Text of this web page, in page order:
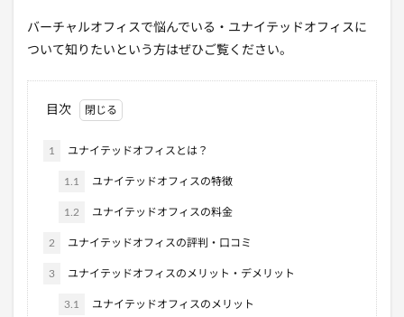
バーチャルオフィスで悩んでいる・ユナイテッドオフィスに
ついて知りたいという方はぜひご覧ください。
目次
1 ユナイテッドオフィスとは？
1.1 ユナイテッドオフィスの特徴
1.2 ユナイテッドオフィスの料金
2 ユナイテッドオフィスの評判・口コミ
3 ユナイテッドオフィスのメリット・デメリット
3.1 ユナイテッドオフィスのメリット